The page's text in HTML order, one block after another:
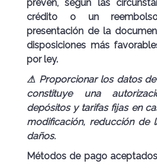
prevén, según las
crédito o un
presentación de la
disposiciones más
por ley.
⚠ Proporcionar los datos
constituye una
depósitos y tarifas fijas en
modificación, reducción de
daños.
Métodos de pago